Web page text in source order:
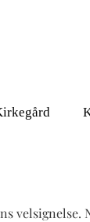
velsignelse.